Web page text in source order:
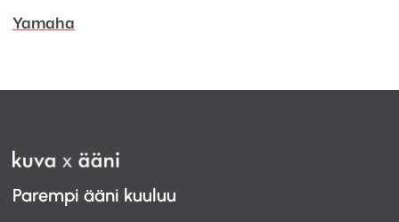
Yamaha
Parempi ääni kuuluu